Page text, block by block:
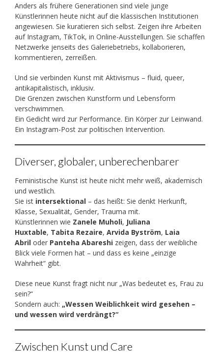
Anders als frühere Generationen sind viele junge
Künstlerinnen heute nicht auf die klassischen Institutionen
angewiesen. Sie kuratieren sich selbst. Zeigen ihre Arbeiten
auf Instagram, TikTok, in Online-Ausstellungen. Sie schaffen
Netzwerke jenseits des Galeriebetriebs, kollaborieren,
kommentieren, zerreißen.
Und sie verbinden Kunst mit Aktivismus – fluid, queer,
antikapitalistisch, inklusiv.
Die Grenzen zwischen Kunstform und Lebensform
verschwimmen.
Ein Gedicht wird zur Performance. Ein Körper zur Leinwand.
Ein Instagram-Post zur politischen Intervention.
Diverser, globaler, unberechenbarer
Feministische Kunst ist heute nicht mehr weiß, akademisch
und westlich.
Sie ist intersektional – das heißt: Sie denkt Herkunft,
Klasse, Sexualität, Gender, Trauma mit.
Künstlerinnen wie Zanele Muholi, Juliana
Huxtable, Tabita Rezaire, Arvida Byström, Laia
Abril oder Panteha Abareshi zeigen, dass der weibliche
Blick viele Formen hat – und dass es keine „einzige
Wahrheit“ gibt.
Diese neue Kunst fragt nicht nur „Was bedeutet es, Frau zu
sein?“
Sondern auch: „Wessen Weiblichkeit wird gesehen –
und wessen wird verdrängt?“
Zwischen Kunst und Care